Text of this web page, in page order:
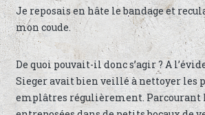
Je reposais en hâte le bandage et
mon coude.
De quoi pouvait-il donc s’agir ? A
Sieger avait bien veillé à nettoyer
emplâtres régulièrement. Parcourant